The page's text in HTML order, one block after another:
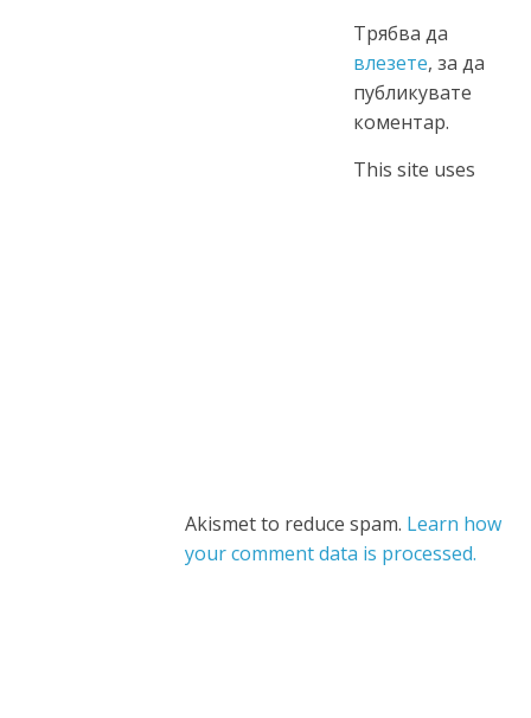
Трябва да
влезете, за да
публикувате
коментар.
This site uses
Akismet to reduce spam. Learn how
your comment data is processed.